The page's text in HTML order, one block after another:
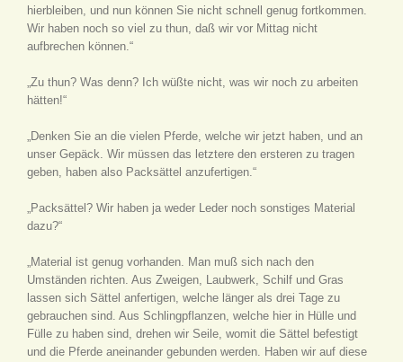
hierbleiben, und nun können Sie nicht schnell genug fortkommen.
Wir haben noch so viel zu thun, daß wir vor Mittag nicht
aufbrechen können.“
„Zu thun? Was denn? Ich wüßte nicht, was wir noch zu arbeiten
hätten!“
„Denken Sie an die vielen Pferde, welche wir jetzt haben, und an
unser Gepäck. Wir müssen das letztere den ersteren zu tragen
geben, haben also Packsättel anzufertigen.“
„Packsättel? Wir haben ja weder Leder noch sonstiges Material
dazu?“
„Material ist genug vorhanden. Man muß sich nach den
Umständen richten. Aus Zweigen, Laubwerk, Schilf und Gras
lassen sich Sättel anfertigen, welche länger als drei Tage zu
gebrauchen sind. Aus Schlingpflanzen, welche hier in Hülle und
Fülle zu haben sind, drehen wir Seile, womit die Sättel befestigt
und die Pferde aneinander gebunden werden. Haben wir auf diese